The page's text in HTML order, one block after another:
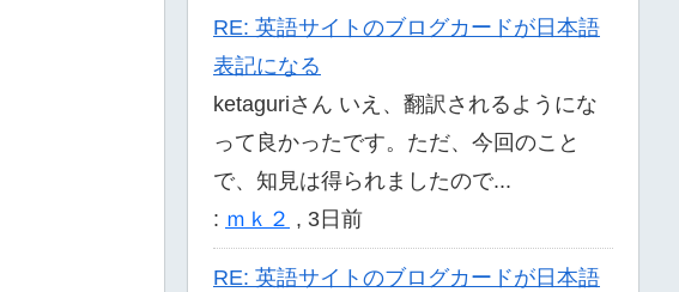
RE: 英語サイトのブログカードが日本語
表記になる
ketaguriさん いえ、翻訳されるようにな
って良かったです。ただ、今回のこと
で、知見は得られましたので...
: ｍｋ２ , 3日前
RE: 英語サイトのブログカードが日本語